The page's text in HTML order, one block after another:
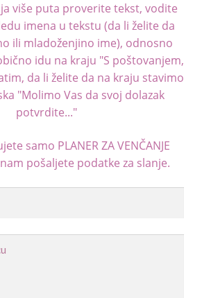
više puta proverite tekst, vodite
imena u tekstu (da li želite da
ili mladoženjino ime), odnosno
idu na kraju "S poštovanjem,
da li želite da na kraju stavimo
"Molimo Vas da svoj dolazak
potvrdite..."
samo PLANER ZA VENČANJE
pošaljete podatke za slanje.